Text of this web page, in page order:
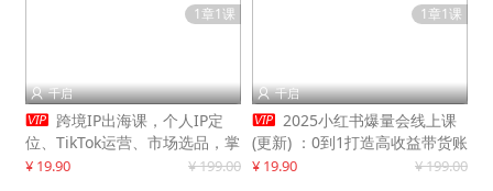
1章1课
 千启
 跨境IP出海课，个人IP定
位、TikTok运营、市场选品，掌
握核心闭环，实现月入1万美金
¥ 19.90 ¥ 199.00
1章1课
 千启
 2025小红书爆量会线上课
(更新) ：0到1打造高收益带货账
号，靠小红书带货年入100w？
¥ 19.90 ¥ 199.00